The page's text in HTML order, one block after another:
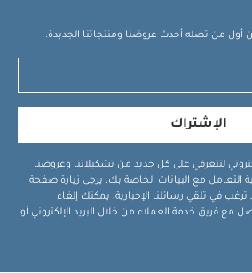
أول من تصله أحدث عروضنا ومنتجاتنا الجديدة.
الإشتراك
لتتعرفي على كل جديد من تشكيلاتنا وعروضنا
التعامل مع البيانات الخاصة بك، يرجى زيارة صفحة
ترغب في تلقي رسائلنا الإخبارية، يمكنك إلغاء
مع فريق خدمة العملاء من خلال البريد الإلكتروني أو